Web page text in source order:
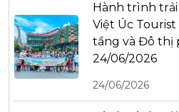
Hành trình
Việt Úc
tầng và Đô thị
24/06/2026
24/06/2026